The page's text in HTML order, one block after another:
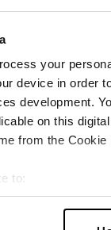
your
device in order
development.
on this
from the
to:
H
nature.
pour une
lire la suite